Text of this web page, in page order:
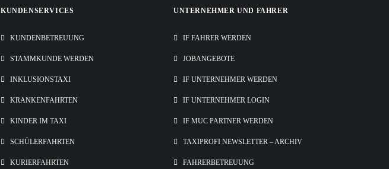
KUNDENSERVICES
KUNDENBETREUUNG
STAMMKUNDE WERDEN
INKLUSIONSTAXI
KRANKENFAHRTEN
KINDER IM TAXI
SCHÜLERFAHRTEN
KURIERFAHRTEN
UNTERNEHMER UND FAHRER
IF FAHRER WERDEN
JOBANGEBOTE
IF UNTERNEHMER WERDEN
IF UNTERNEHMER LOGIN
IF MUC PARTNER WERDEN
TAXIPROFI NEWSLETTER – ARCHIV
FAHRERBETREUUNG